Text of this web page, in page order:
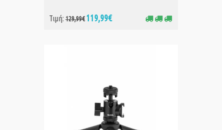
Τιμή: 129,99€ 119,99€